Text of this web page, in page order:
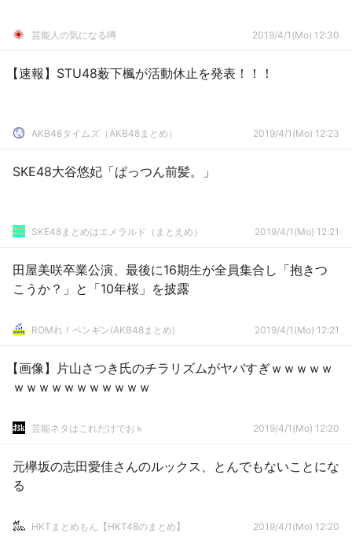
芸能人の気になる噂 2019/4/1(Mo) 12:30
【速報】STU48薮下楓が活動休止を発表！！！
AKB48タイムズ（AKB48まとめ） 2019/4/1(Mo) 12:23
SKE48大谷悠妃「ぱっつん前髪。」
SKE48まとめはエメラルド（まとえめ） 2019/4/1(Mo) 12:21
田屋美咲卒業公演、最後に16期生が全員集合し「抱きつ
こうか？」と「10年桜」を披露
ROMれ！ペンギン(AKB48まとめ) 2019/4/1(Mo) 12:21
【画像】片山さつき氏のチラリズムがヤバすぎｗｗｗｗｗ
ｗｗｗｗｗｗｗｗｗｗｗ
芸能ネタはこれだけでおｋ 2019/4/1(Mo) 12:20
元欅坂の志田愛佳さんのルックス、とんでもないことにな
る
HKTまとめもん【HKT48のまとめ】 2019/4/1(Mo) 12:20